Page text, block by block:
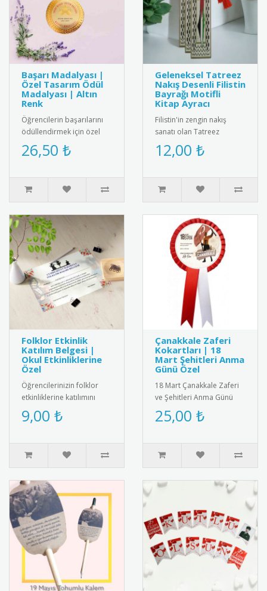
Başarı Madalyası |
Özel Tasarım Ödül
Madalyası | Altın
Renk
Öğrencilerin başarılarını
ödüllendirmek için özel
tasarım altın renkli başarı
madalyası. Kaliteli me..
26,50 ₺
Geleneksel Tatreez
Nakış Desenli Filistin
Bayrağı Motifli
Kitap Ayracı
Filistin'in zengin nakış
sanatı olan Tatreez
motiflerinin ve ulusal
kimliğin sembolü Filistin
12,00 ₺
Folklor Etkinlik
Katılım Belgesi |
Okul Etkinliklerine
Özel
Öğrencilerinizin folklor
etkinliklerine katılımını
belgelemek için şık ve
anlamlı bir belge! Renkli ..
9,00 ₺
Çanakkale Zaferi
Kokartları | 18
Mart Şehitleri Anma
Günü Özel
18 Mart Çanakkale Zaferi
ve Şehitleri Anma Günü
için özel tasarlanmış
kaliteli kokart seti.
25,00 ₺